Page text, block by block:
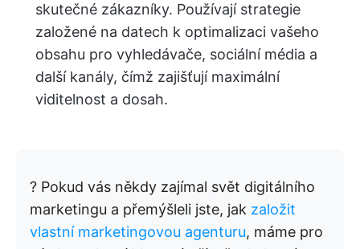
skutečné zákazníky. Používají strategie
založené na datech k optimalizaci vašeho
obsahu pro vyhledávače, sociální média a
další kanály, čímž zajišťují maximální
viditelnost a dosah.
? Pokud vás někdy zajímal svět digitálního
marketingu a přemýšleli jste, jak založit
vlastní marketingovou agenturu, máme pro